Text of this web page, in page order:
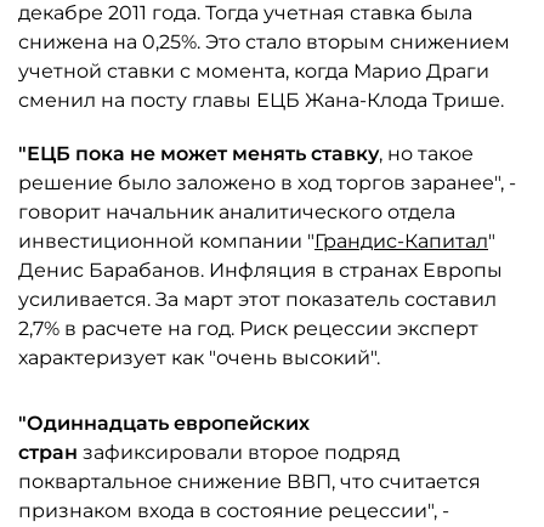
декабре 2011 года. Тогда учетная ставка была
снижена на 0,25%. Это стало вторым снижением
учетной ставки с момента, когда Марио Драги
сменил на посту главы ЕЦБ Жана-Клода Трише.
"ЕЦБ пока не может менять ставку, но такое
решение было заложено в ход торгов заранее", -
говорит начальник аналитического отдела
инвестиционной компании "Грандис-Капитал"
Денис Барабанов. Инфляция в странах Европы
усиливается. За март этот показатель составил
2,7% в расчете на год. Риск рецессии эксперт
характеризует как "очень высокий".
"Одиннадцать европейских
стран зафиксировали второе подряд
поквартальное снижение ВВП, что считается
признаком входа в состояние рецессии", -